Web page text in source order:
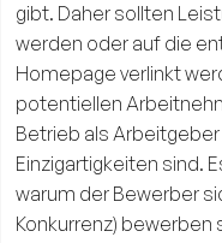
gibt. Daher sollten
werden oder auf die
Homepage verlinkt
potentiellen
Betrieb als
Einzigartigkeiten sind.
warum der Bewerber
Konkurrenz) bewerben